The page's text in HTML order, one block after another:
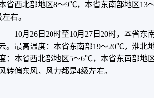
省西北部地区8～9℃，本省东南部地区13
右。
10月26日20时至10月27日20时，本省东
。最高温度：本省东南部19～20℃，淮
：本省西北部地区5～6℃，本省东南部地
转偏东风，风力都是4级左右。